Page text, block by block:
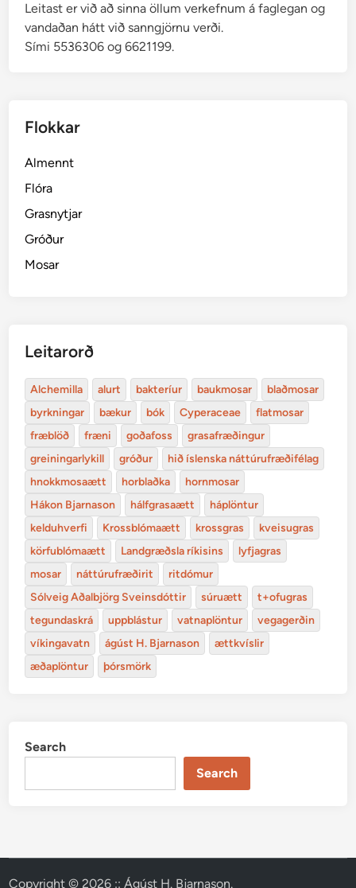
Leitast er við að sinna öllum verkefnum á faglegan og
vandaðan hátt við sanngjörnu verði.
Sími 5536306 og 6621199.
Flokkar
Almennt
Flóra
Grasnytjar
Gróður
Mosar
Leitarorð
Alchemilla alurt bakteríur baukmosar
blaðmosar
byrkningar
bækur bók Cyperaceae
flatmosar
fræblöð
fræni goðafoss
grasafræðingur
greiningarlykill
gróður
hið íslenska náttúrufræðifélag
hnokkmosaætt
horblaðka
hornmosar
Hákon Bjarnason
hálfgrasaætt
háplöntur
kelduhverfi
Krossblómaætt krossgras
kveisugras
körfublómaætt
Landgræðsla ríkisins
lyfjagras
mosar
náttúrufræðirit
ritdómur
Sólveig Aðalbjörg Sveinsdóttir
súruætt
t+ofugras
tegundaskrá
uppblástur vatnaplöntur
vegagerðin
víkingavatn
ágúst H. Bjarnason
ættkvíslir
æðaplöntur
þórsmörk
Search
Search
Copyright © 2026 :: Ágúst H. Bjarnason.